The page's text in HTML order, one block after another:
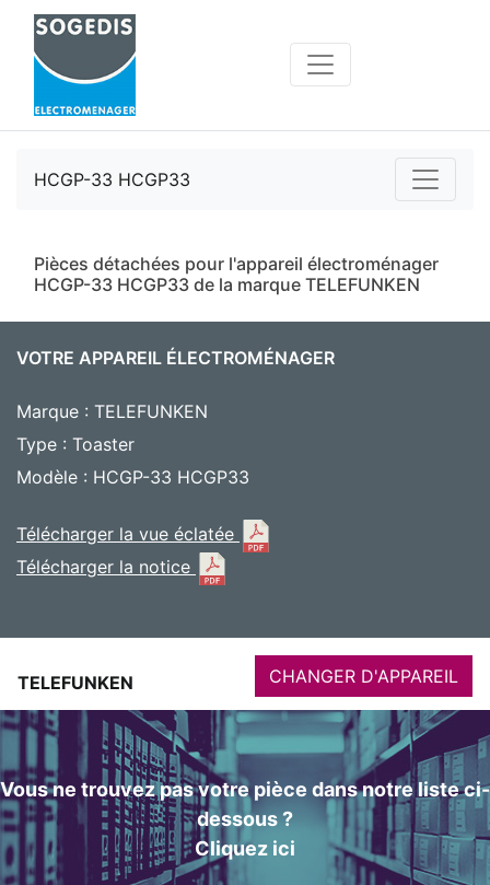
HCGP-33 HCGP33
Pièces détachées pour l'appareil électroménager
HCGP-33 HCGP33 de la marque TELEFUNKEN
VOTRE APPAREIL ÉLECTROMÉNAGER
Marque : TELEFUNKEN
Type : Toaster
Modèle : HCGP-33 HCGP33
Télécharger la vue éclatée
Télécharger la notice
TELEFUNKEN CHANGER D'APPAREIL
Vous ne trouvez pas votre pièce dans notre liste ci-
dessous ?
Cliquez ici